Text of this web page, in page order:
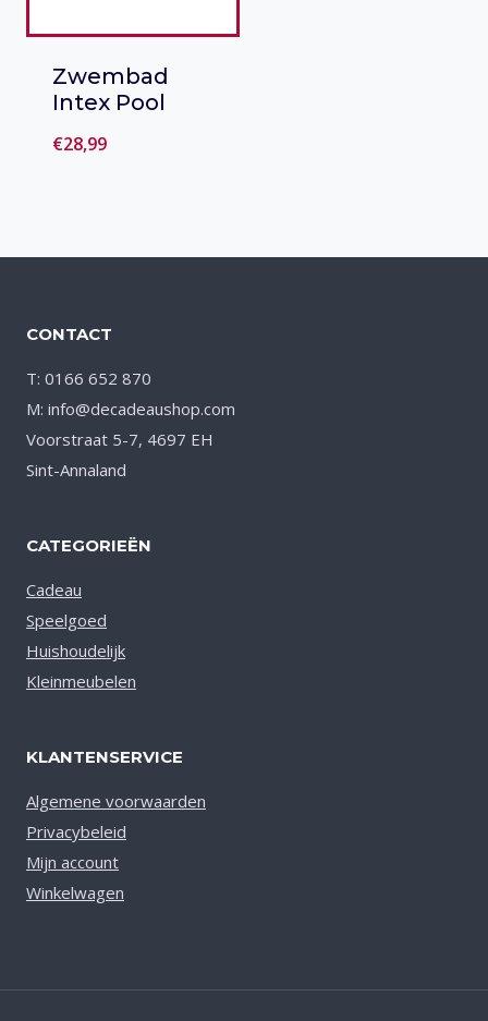
Zwembad
Intex Pool
€28,99
CONTACT
T: 0166 652 870
M: info@decadeaushop.com
Voorstraat 5-7, 4697 EH
Sint-Annaland
CATEGORIEËN
Cadeau
Speelgoed
Huishoudelijk
Kleinmeubelen
KLANTENSERVICE
Algemene voorwaarden
Privacybeleid
Mijn account
Winkelwagen